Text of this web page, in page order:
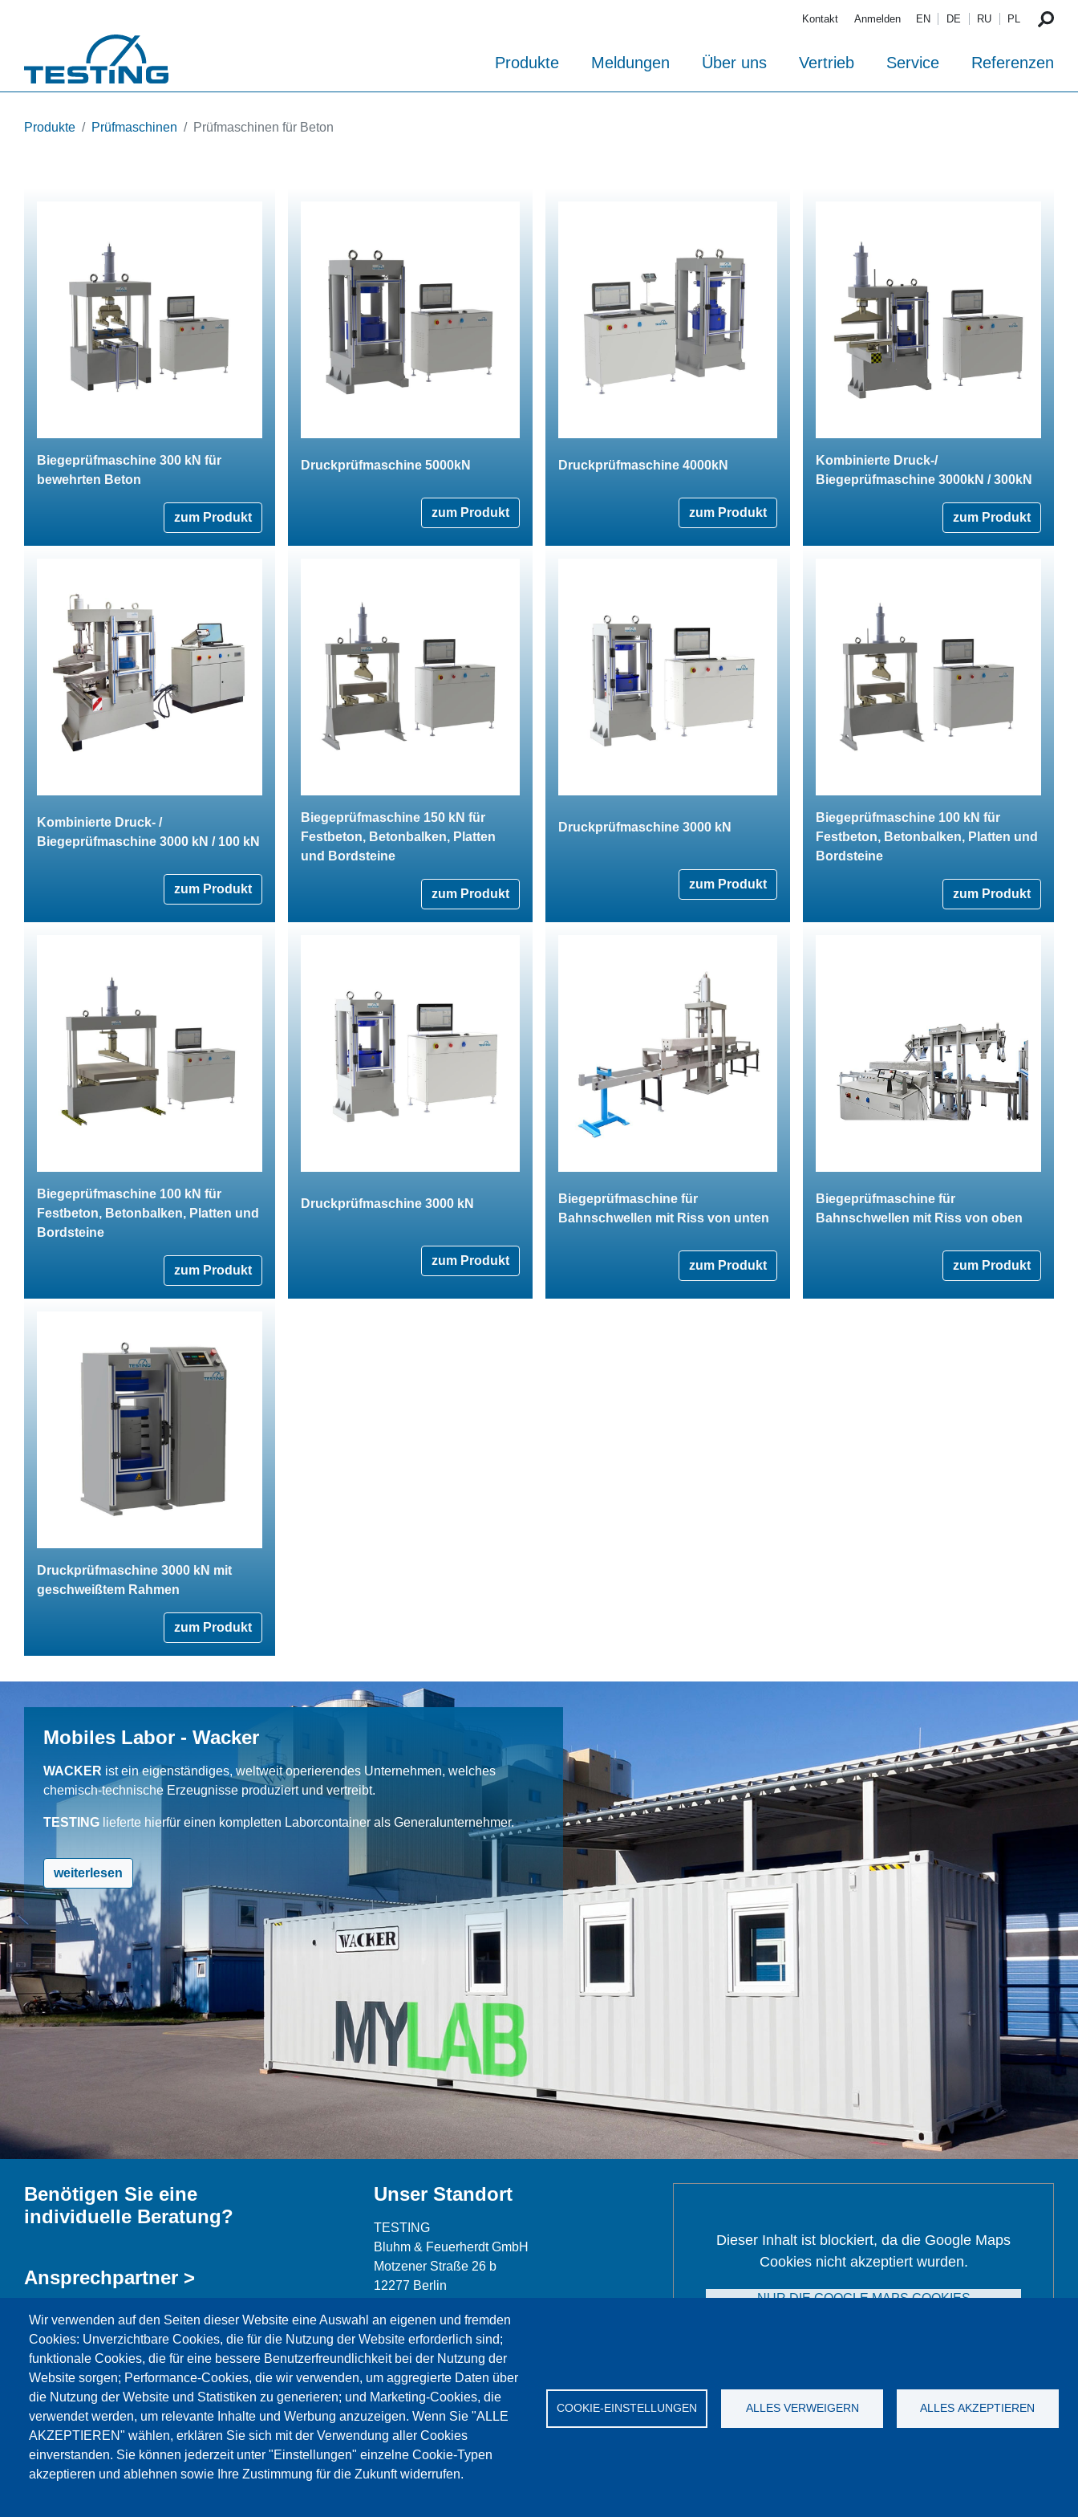
Kontakt Anmelden EN DE RU PL
Produkte Meldungen Über uns Vertrieb Service Referenzen
Produkte Prüfmaschinen Prüfmaschinen für Beton
Biegeprüfmaschine 300 kN für
bewehrten Beton
zum Produkt
Druckprüfmaschine 5000kN
zum Produkt
Druckprüfmaschine 4000kN
zum Produkt
Kombinierte Druck-/
Biegeprüfmaschine 3000kN / 300kN
zum Produkt
Kombinierte Druck- /
Biegeprüfmaschine 3000 kN / 100 kN
zum Produkt
Biegeprüfmaschine 150 kN für
Festbeton, Betonbalken, Platten
und Bordsteine
zum Produkt
Druckprüfmaschine 3000 kN
zum Produkt
Biegeprüfmaschine 100 kN für
Festbeton, Betonbalken, Platten und
Bordsteine
zum Produkt
Biegeprüfmaschine 100 kN für
Festbeton, Betonbalken, Platten und
Bordsteine
zum Produkt
Druckprüfmaschine 3000 kN
zum Produkt
Biegeprüfmaschine für
Bahnschwellen mit Riss von unten
zum Produkt
Biegeprüfmaschine für
Bahnschwellen mit Riss von oben
zum Produkt
Druckprüfmaschine 3000 kN mit
geschweißtem Rahmen
zum Produkt
Mobiles Labor - Wacker
WACKER ist ein eigenständiges, weltweit operierendes Unternehmen, welches
chemisch-technische Erzeugnisse produziert und vertreibt.
TESTING lieferte hierfür einen kompletten Laborcontainer als Generalunternehmer.
weiterlesen
Wir verwenden auf den Seiten dieser Website eine Auswahl an eigenen und fremden
Cookies: Unverzichtbare Cookies, die für die Nutzung der Website erforderlich sind;
funktionale Cookies, die für eine bessere Benutzerfreundlichkeit bei der Nutzung der
Website sorgen; Performance-Cookies, die wir verwenden, um aggregierte Daten über
die Nutzung der Website und Statistiken zu generieren; und Marketing-Cookies, die
verwendet werden, um relevante Inhalte und Werbung anzuzeigen. Wenn Sie "ALLE
AKZEPTIEREN" wählen, erklären Sie sich mit der Verwendung aller Cookies
einverstanden. Sie können jederzeit unter "Einstellungen" einzelne Cookie-Typen
akzeptieren und ablehnen sowie Ihre Zustimmung für die Zukunft widerrufen.
COOKIE-EINSTELLUNGEN ALLES VERWEIGERN ALLES AKZEPTIEREN
Benötigen Sie eine
individuelle Beratung?
Ansprechpartner >
Kontaktformular >
Unser Standort
TESTING
Bluhm & Feuerherdt GmbH
Motzener Straße 26 b
12277 Berlin
Telefax: +49 30 7109645-98
info@testing.de
Dieser Inhalt ist blockiert, da die Google Maps
Cookies nicht akzeptiert wurden.
NUR DIE GOOGLE MAPS COOKIES
Service